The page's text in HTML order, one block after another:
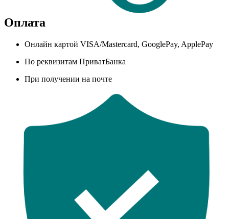
Оплата
Онлайн картой VISA/Mastercard, GooglePay, ApplePay
По реквизитам ПриватБанка
При получении на почте